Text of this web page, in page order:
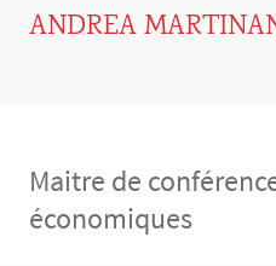
ANDREA
Maitre de
économiques